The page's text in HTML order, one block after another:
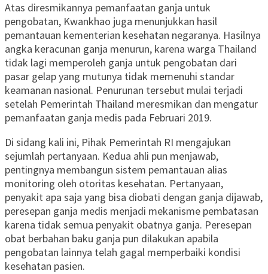
Atas diresmikannya pemanfaatan ganja untuk
pengobatan, Kwankhao juga menunjukkan hasil
pemantauan kementerian kesehatan negaranya. Hasilnya
angka keracunan ganja menurun, karena warga Thailand
tidak lagi memperoleh ganja untuk pengobatan dari
pasar gelap yang mutunya tidak memenuhi standar
keamanan nasional. Penurunan tersebut mulai terjadi
setelah Pemerintah Thailand meresmikan dan mengatur
pemanfaatan ganja medis pada Februari 2019.
Di sidang kali ini, Pihak Pemerintah RI mengajukan
sejumlah pertanyaan. Kedua ahli pun menjawab,
pentingnya membangun sistem pemantauan alias
monitoring oleh otoritas kesehatan. Pertanyaan,
penyakit apa saja yang bisa diobati dengan ganja dijawab,
peresepan ganja medis menjadi mekanisme pembatasan
karena tidak semua penyakit obatnya ganja. Peresepan
obat berbahan baku ganja pun dilakukan apabila
pengobatan lainnya telah gagal memperbaiki kondisi
kesehatan pasien.